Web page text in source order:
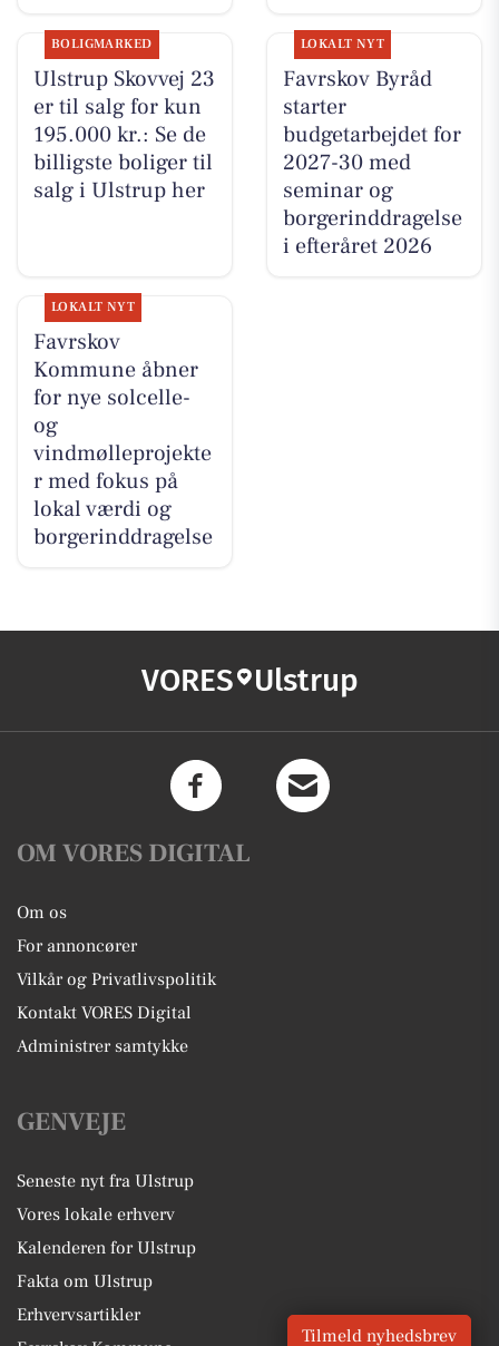
BOLIGMARKED
Ulstrup Skovvej 23
er til salg for kun
195.000 kr.: Se de
billigste boliger til
salg i Ulstrup her
LOKALT NYT
Favrskov Byråd
starter
budgetarbejdet for
2027-30 med
seminar og
borgerinddragelse
i efteråret 2026
LOKALT NYT
Favrskov
Kommune åbner
for nye solcelle-
og
vindmølleprojekte
r med fokus på
lokal værdi og
borgerinddragelse
VORES Ulstrup
OM VORES DIGITAL
Om os
For annoncører
Vilkår og Privatlivspolitik
Kontakt VORES Digital
Administrer samtykke
GENVEJE
Seneste nyt fra Ulstrup
Vores lokale erhverv
Kalenderen for Ulstrup
Fakta om Ulstrup
Erhvervsartikler
Tilmeld nyhedsbrev